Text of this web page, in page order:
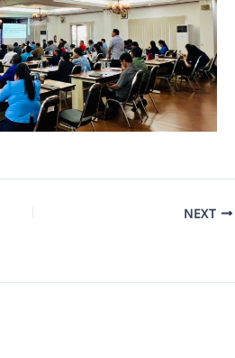
NEXT